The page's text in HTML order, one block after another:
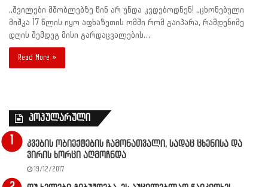
,,შვილები მშობლებზე წინ არ უნდა კვდებოდნენ! ,,ცხონებული
მიშკა 17 წლის იყო აფხაზეთის ომში რომ გაიპარა, რამდენიმე
დღის შემდეგ მისი გარდაცვალების…
Read More »
პოპულარული
კვების ობიექტების ჩამონათვალი, სადაც ცხენისა და
ვირის ხორცი აღმოჩნდა
19/12/2017